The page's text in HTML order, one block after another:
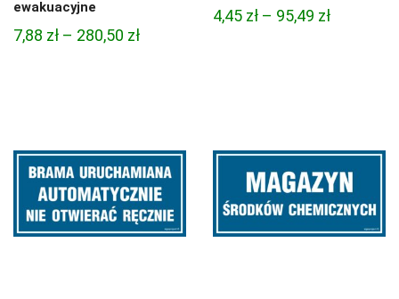
ewakuacyjne
7,88 zł – 280,50 złZakres
280,50 zł
4,45 zł – 95,49 złZakres